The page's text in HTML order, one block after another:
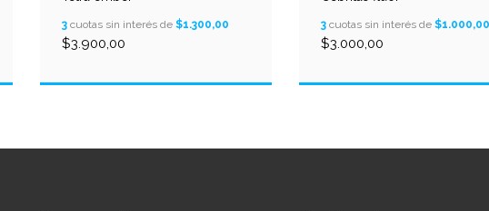
3 cuotas sin interés de $1.300,00
$3.900,00
3 cuotas sin interés de $1.000,00
$3.000,00